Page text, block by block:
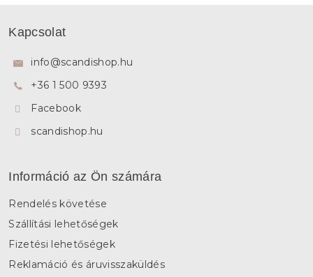
Kapcsolat
info@scandishop.hu
+36 1 500 9393
Facebook
scandishop.hu
Információ az Ön számára
Rendelés követése
Szállítási lehetőségek
Fizetési lehetőségek
Reklamáció és áruvisszaküldés